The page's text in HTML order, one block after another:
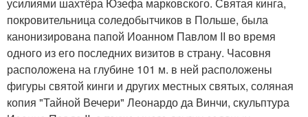
покровительница соледобытчиков в Польше, была
канонизирована папой Иоанном Павлом II во время
одного из его последних визитов в страну. Часовня
расположена на глубине 101 м. в ней расположены
фигуры святой кинги и других местных святых, соляная
копия "Тайной Вечери" Леонардо да Винчи, скульптура